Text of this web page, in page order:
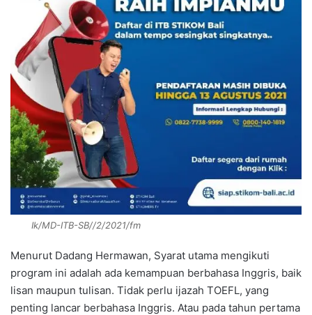
Ik/MD-ITB-SB//2/2021/fm
Menurut Dadang Hermawan, Syarat utama mengikuti
program ini adalah ada kemampuan berbahasa Inggris, baik
lisan maupun tulisan. Tidak perlu ijazah TOEFL, yang
penting lancar berbahasa Inggris. Atau pada tahun pertama